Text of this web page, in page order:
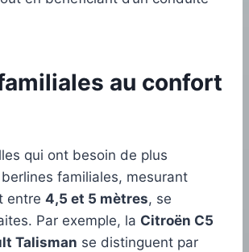
au confort
qui ont besoin de plus
berlines familiales, mesurant
entre 4,5 et 5 mètres, se
Par exemple, la Citroën C5
Talisman se distinguent par